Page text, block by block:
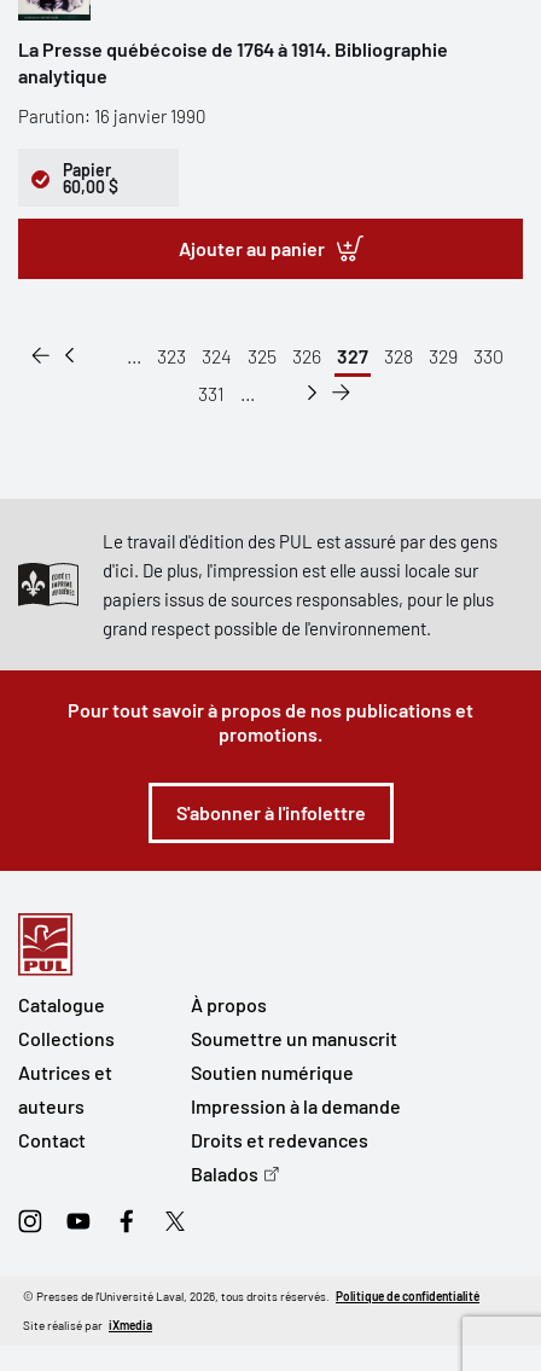
La Presse québécoise de 1764 à 1914. Bibliographie
analytique
Parution: 16 janvier 1990
Papier
60,00 $
Ajouter au panier
... 323 324 325 326 327 328 329
330
331
...
Le travail d'édition des PUL est assuré par des gens
d'ici. De plus, l'impression est elle aussi locale sur
papiers issus de sources responsables, pour le plus
grand respect possible de l'environnement.
Pour tout savoir à propos de nos publications et
promotions.
S'abonner à l'infolettre
Catalogue
Collections
Autrices et
auteurs
Contact
À propos
Soumettre un manuscrit
Soutien numérique
Impression à la demande
Droits et redevances
Balados
InstagramYoutubeFacebookTwitter
Site réalisé par iXmedia
© Presses de l'Université Laval, 2026, tous droits réservés. Politique de confidentialité